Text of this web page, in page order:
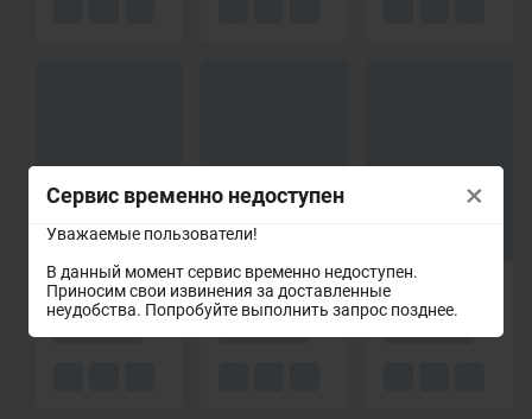
Сервис временно недоступен
Уважаемые пользователи!
В данный момент сервис временно недоступен.
Приносим свои извинения за доставленные
неудобства. Попробуйте выполнить запрос позднее.
×